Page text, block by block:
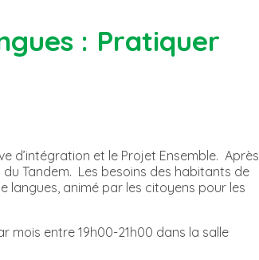
: Pratiquer
d’intégration et le Projet Ensemble. Après
Tandem. Les besoins des habitants de
langues, animé par les citoyens pour les
mois entre 19h00-21h00 dans la salle